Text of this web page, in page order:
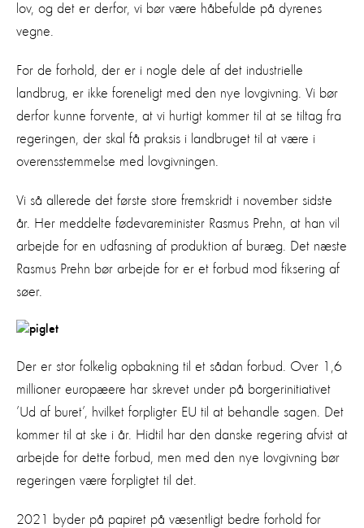
lov, og det er derfor, vi bør være håbefulde på dyrenes
vegne.
For de forhold, der er i nogle dele af det industrielle
landbrug, er ikke foreneligt med den nye lovgivning. Vi bør
derfor kunne forvente, at vi hurtigt kommer til at se tiltag fra
regeringen, der skal få praksis i landbruget til at være i
overensstemmelse med lovgivningen.
Vi så allerede det første store fremskridt i november sidste
år. Her meddelte fødevareminister Rasmus Prehn, at han vil
arbejde for en udfasning af produktion af buræg. Det næste
Rasmus Prehn bør arbejde for er et forbud mod fiksering af
søer.
Der er stor folkelig opbakning til et sådan forbud. Over 1,6
millioner europæere har skrevet under på borgerinitiativet
’Ud af buret’, hvilket forpligter EU til at behandle sagen. Det
kommer til at ske i år. Hidtil har den danske regering afvist at
arbejde for dette forbud, men med den nye lovgivning bør
regeringen være forpligtet til det.
2021 byder på papiret på væsentligt bedre forhold for